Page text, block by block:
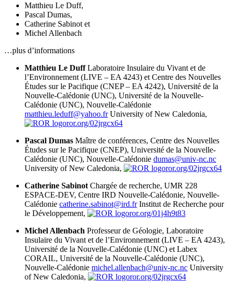
Matthieu Le Duff,
Pascal Dumas,
Catherine Sabinot et
Michel Allenbach
…plus d’informations
Matthieu Le Duff Laboratoire Insulaire du Vivant et de
l’Environnement (LIVE – EA 4243) et Centre des Nouvelles
Études sur le Pacifique (CNEP – EA 4242), Université de la
Nouvelle-Calédonie (UNC), Université de la Nouvelle-
Calédonie (UNC), Nouvelle-Calédonie
matthieu.leduff@yahoo.fr University of New Caledonia,
ror.org/02jrgcx64
Pascal Dumas Maître de conférences, Centre des Nouvelles
Études sur le Pacifique (CNEP), Université de la Nouvelle-
Calédonie (UNC), Nouvelle-Calédonie dumas@univ-nc.nc
University of New Caledonia,
ror.org/02jrgcx64
Catherine Sabinot Chargée de recherche, UMR 228
ESPACE-DEV, Centre IRD Nouvelle-Calédonie, Nouvelle-
Calédonie catherine.sabinot@ird.fr Institut de Recherche pour
le Développement,
ror.org/01j4h9t83
Michel Allenbach Professeur de Géologie, Laboratoire
Insulaire du Vivant et de l’Environnement (LIVE – EA 4243),
Université de la Nouvelle-Calédonie (UNC) et Labex
CORAIL, Université de la Nouvelle-Calédonie (UNC),
Nouvelle-Calédonie michel.allenbach@univ-nc.nc University
of New Caledonia,
ror.org/02jrgcx64